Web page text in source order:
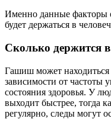
Именно данные факторы
будет держаться в
Сколько держится
Гашиш может находиться
зависимости от частоты
состояния здоровья. У
выходит быстрее, тогда
регулярно, следы могут